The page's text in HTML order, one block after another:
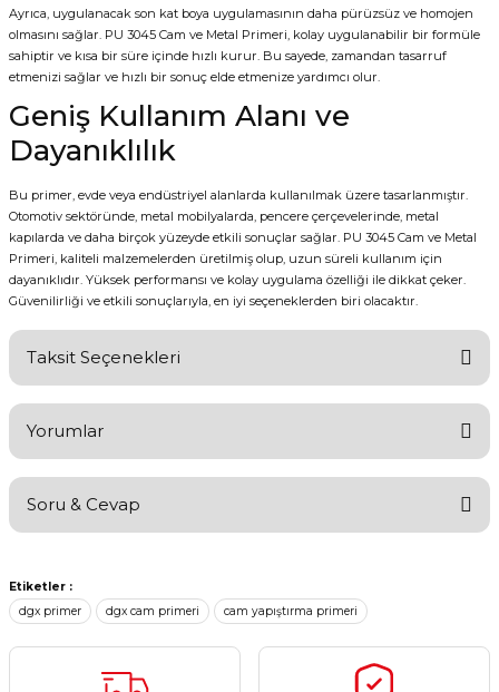
Ayrıca, uygulanacak son kat boya uygulamasının daha pürüzsüz ve homojen
olmasını sağlar. PU 3045 Cam ve Metal Primeri, kolay uygulanabilir bir formüle
sahiptir ve kısa bir süre içinde hızlı kurur. Bu sayede, zamandan tasarruf
etmenizi sağlar ve hızlı bir sonuç elde etmenize yardımcı olur.
Geniş Kullanım Alanı ve
Dayanıklılık
Bu primer, evde veya endüstriyel alanlarda kullanılmak üzere tasarlanmıştır.
Otomotiv sektöründe, metal mobilyalarda, pencere çerçevelerinde, metal
kapılarda ve daha birçok yüzeyde etkili sonuçlar sağlar. PU 3045 Cam ve Metal
Primeri, kaliteli malzemelerden üretilmiş olup, uzun süreli kullanım için
dayanıklıdır. Yüksek performansı ve kolay uygulama özelliği ile dikkat çeker.
Güvenilirliği ve etkili sonuçlarıyla, en iyi seçeneklerden biri olacaktır.
Taksit Seçenekleri
Yorumlar
Soru & Cevap
Ürün hakkında henüz soru sorulmamış.
Etiketler :
dgx primer
dgx cam primeri cam yapıştırma primeri